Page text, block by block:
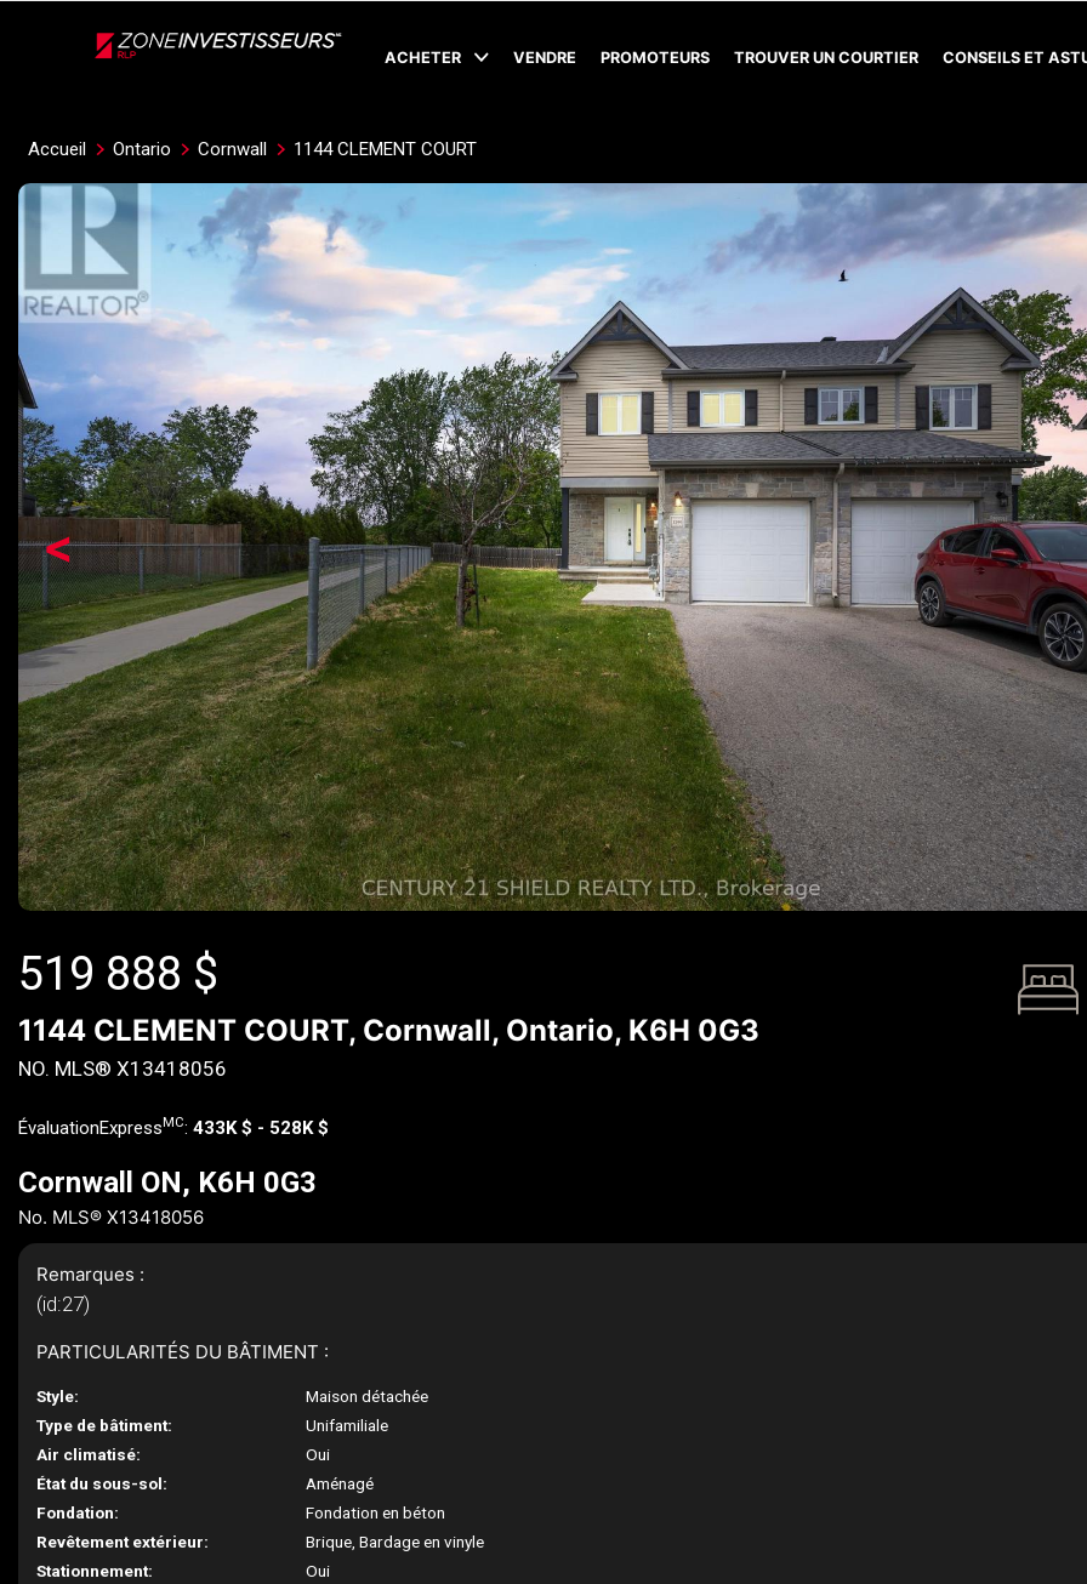
ACHETER VENDRE PROMOTEURS TROUVER UN COURTIER CONSEILS ET
Accueil Ontario Cornwall 1144 CLEMENT COURT
<
519 888 $
1144 CLEMENT COURT, Cornwall, Ontario, K6H 0G3
NO. MLS® X13418056
ÉvaluationExpress MC: 433K $ - 528K $
Cornwall ON, K6H 0G3
No. MLS® X13418056
Remarques :
(id:27)
PARTICULARITÉS DU BÂTIMENT :
Style:
Maison détachée
Type de bâtiment:
Unifamiliale
Air climatisé:
Oui
État du sous-sol:
Aménagé
Fondation:
Fondation en béton
Revêtement extérieur:
Brique, Bardage en vinyle
Stationnement:
Oui